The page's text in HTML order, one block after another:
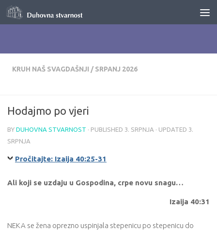
Skip to content
KRUH NAŠ SVAGDAŠNJI / SRPANJ 2026
Hodajmo po vjeri
BY DUHOVNA STVARNOST · PUBLISHED 3. SRPNJA · UPDATED 3.
SRPNJA
Pročitajte: Izaija 40:25-31
Ali koji se uzdaju u Gospodina, crpe novu snagu…
Izaija 40:31
NEKA se žena oprezno uspinjala stepenicu po stepenicu do